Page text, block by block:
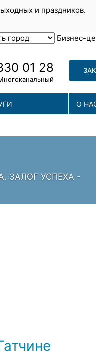
и праздников.
Бизнес-
01 28
О
ЗАЛОГ УСПЕХА -